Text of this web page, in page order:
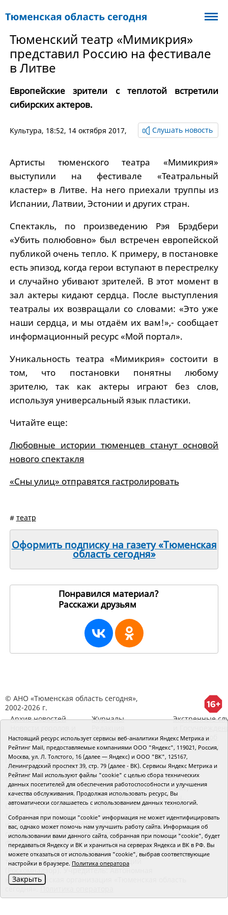
Тюменский театр «Мимикрия»
представил Россию на фестивале
в Литве
Европейские зрители с теплотой встретили
сибирских актеров.
Культура, 18:52, 14 октября 2017, Слушать новость
Артисты тюменского театра «Мимикрия»
выступили на фестивале «Театральный
кластер» в Литве. На него приехали труппы из
Испании, Латвии, Эстонии и других стран.
Спектакль, по произведению Рэя Брэдбери
«Убить полюбовно» был встречен европейской
публикой очень тепло. К примеру, в постановке
есть эпизод, когда герои вступают в перестрелку
и случайно убивают зрителей. В этот момент в
зал актеры кидают сердца. После выступления
театралы их возвращали со словами: «Это уже
наши сердца, и мы отдаём их вам!»,- сообщает
информационный ресурс «Мой портал».
Уникальность театра «Мимикрия» состоити в
том, что постановки понятны любому
зрителю, так как актеры играют без слов,
используя универсальный язык пластики.
Читайте еще:
Любовные истории тюменцев станут основой
нового спектакля
«Сны улиц» отправятся гастролировать
# театр
Оформить подписку на газету «Тюменская
область сегодня»
Понравился материал?
Расскажи друзьям
© АНО «Тюменская область сегодня»,
2002-2026 г.
Архив новостей
районов ТО
Журналы
RSS поток
Экстренные
Сведения об
организации
Главный редактор Рябков А.В.
Редакция: 625002, Тюмень, Осипенко, 81,
телефон (3452)49-00-18, e-mail: tumentoday@obl72.ru
Адрес для писем: 625000, Россия, Тюмень, Почтамт,
а/я 371. Для пресс-релизов: tumentoday@obl72.ru.
Отдел писем: тел. (3452) 39-90-59. Отдел рекламы:
тел. (3452) 39-90-51. Регистрация СМИ: Сетевое
издание «Интернет-газета «Тюменская область
сегодня», свидетельство о регистрации СМИ Эл №
ФС77-64918 от 24.02.2016 выдано Федеральной
службой по надзору в сфере связи, информационных
технологий и массовых коммуникаций
(Роскомнадзор). Учредитель: Автономная
некоммерческая организация «Тюменская область
Настоящий ресурс использует сервисы веб-аналитики Яндекс Метрика и
Рейтинг Mail, предоставляемые компаниями ООО "Яндекс", 119021, Россия,
Москва, ул. Л. Толстого, 16 (далее — Яндекс) и ООО "ВК", 125167,
Ленинградский проспект 39, стр. 79 (далее - ВК). Сервисы Яндекс Метрика и
Рейтинг Mail используют файлы "cookie" с целью сбора технических
данных посетителей для обеспечения работоспособности и улучшения
качества обслуживания. Продолжая использовать ресурс, Вы
автоматически соглашаетесь с использованием данных технологий.
Собранная при помощи "cookie" информация не может идентифицировать
вас, однако может помочь нам улучшить работу сайта. Информация об
использовании вами данного сайта, собранная при помощи "cookie", будет
передаваться Яндексу и ВК и храниться на серверах Яндекса и ВК в РФ. Вы
можете отказаться от использования "cookie", выбрав соответствующие
настройки в браузере. Политика оператора
Закрыть